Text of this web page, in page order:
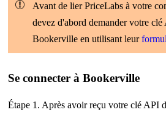
Avant de lier PriceLabs à votre
devez d'abord demander votre clé
Bookerville en utilisant leur
Se connecter à Bookerville
Étape 1. Après avoirreçu votre clé API